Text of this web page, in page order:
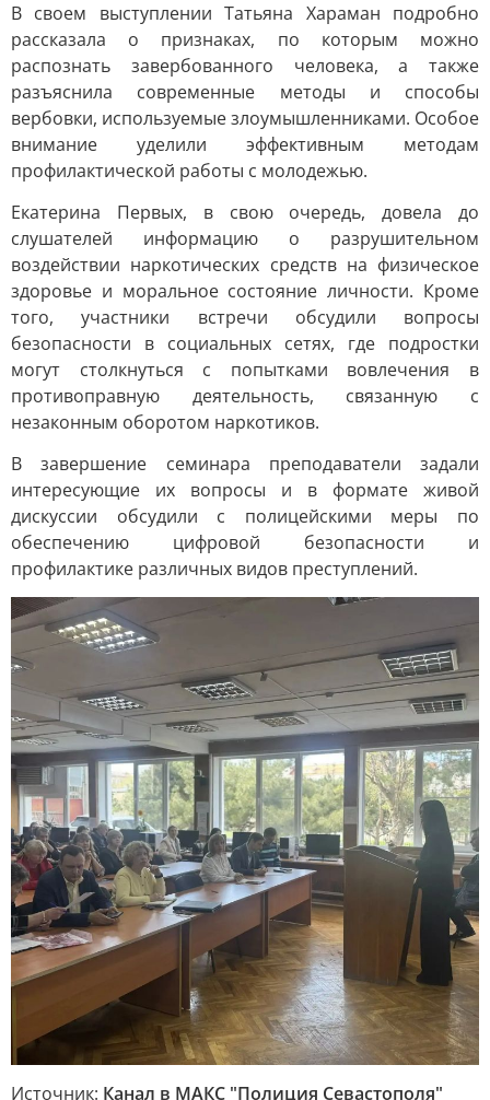
В своем выступлении Татьяна Хараман подробно
рассказала о признаках, по которым можно
распознать завербованного человека, а также
разъяснила современные методы и способы
вербовки, используемые злоумышленниками. Особое
внимание уделили эффективным методам
профилактической работы с молодежью.
Екатерина Первых, в свою очередь, довела до
слушателей информацию о разрушительном
воздействии наркотических средств на физическое
здоровье и моральное состояние личности. Кроме
того, участники встречи обсудили вопросы
безопасности в социальных сетях, где подростки
могут столкнуться с попытками вовлечения в
противоправную деятельность, связанную с
незаконным оборотом наркотиков.
В завершение семинара преподаватели задали
интересующие их вопросы и в формате живой
дискуссии обсудили с полицейскими меры по
обеспечению цифровой безопасности и
профилактике различных видов преступлений.
Источник: Канал в МАКС "Полиция Севастополя"